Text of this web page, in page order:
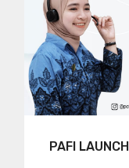
PAFI